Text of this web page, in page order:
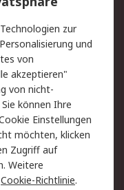
zur
und
von
akzeptieren"
von nicht-
können Ihre
Einstellungen
möchten, klicken
Zugriff auf
Weitere
Cookie-Richtlinie.